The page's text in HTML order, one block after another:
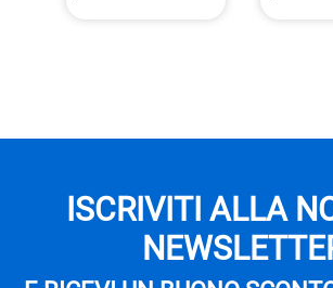
ISCRIVITI ALLA